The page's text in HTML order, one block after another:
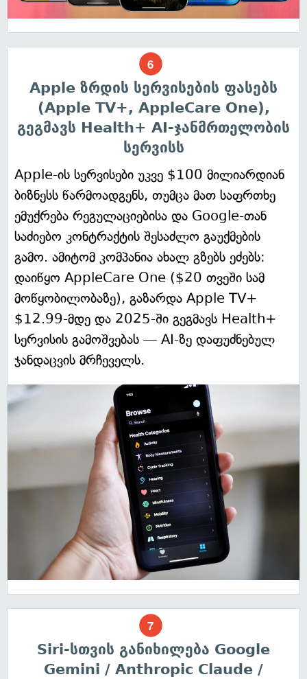
Apple ზრდის სერვისების ფასებს
(Apple TV+, AppleCare One),
გეგმავს Health+ AI-ჯანმრთელობის
სერვისს
Apple-ის სერვისები უკვე $100 მილიარდიან
ბიზნესს წარმოადგენს, თუმცა მათ საფრთხე
ემუქრება რეგულაციებისა და Google-თან
საძიებო კონტრაქტის შესაძლო გაუქმების
გამო. ამიტომ კომპანია ახალ გზებს ეძებს:
დაიწყო AppleCare One ($20 თვეში სამ
მოწყობილობაზე), გაზარდა Apple TV+
$12.99-მდე და 2025-ში გეგმავს Health+
სერვისის გამოშვებას — AI-ზე დაფუძნებულ
ჯანდაცვის მრჩეველს.
Siri-სთვის განიხილება Google
Gemini / Anthropic Claude /